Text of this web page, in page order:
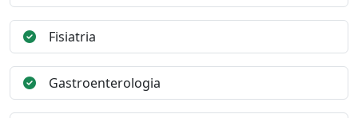
Fisiatria
Gastroenterologia